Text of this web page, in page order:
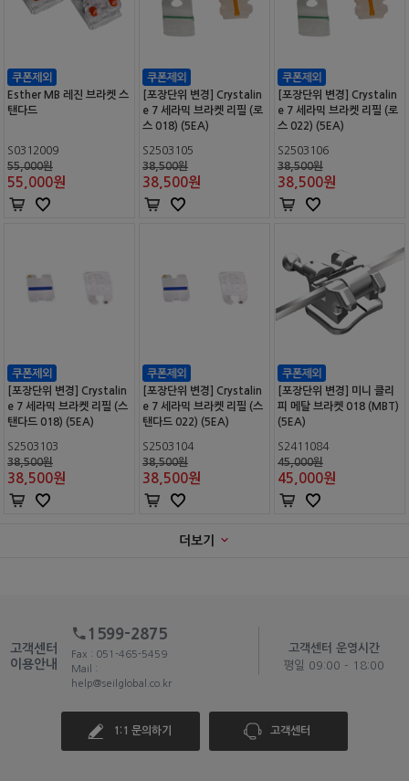
Esther MB 레진 브라켓 스
탠다드
S0312009
55,000원
55,000원
[포장단위 변경] Crystalin
e 7 세라믹 브라켓 리필 (로
스 018) (5EA)
S2503105
38,500원
38,500원
[포장단위 변경] Crystalin
e 7 세라믹 브라켓 리필 (로
스 022) (5EA)
S2503106
38,500원
38,500원
[포장단위 변경] Crystalin
e 7 세라믹 브라켓 리필 (스
탠다드 018) (5EA)
S2503103
38,500원
38,500원
[포장단위 변경] Crystalin
e 7 세라믹 브라켓 리필 (스
탠다드 022) (5EA)
S2503104
38,500원
38,500원
[포장단위 변경] 미니 클리
피 메탈 브라켓 018 (MBT)
(5EA)
S2411084
45,000원
45,000원
더보기
고객센터
이용안내
1599-2875
Fax : 051-465-5459
Mail :
help@seilglobal.co.kr
고객센터 운영시간
평일 09:00 - 18:00
1:1 문의하기 고객센터